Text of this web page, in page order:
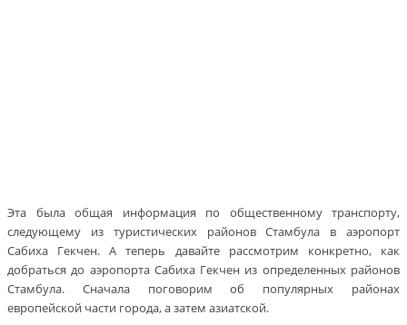
Эта была общая информация по общественному транспорту,
следующему из туристических районов Стамбула в аэропорт
Сабиха Гекчен. А теперь давайте рассмотрим конкретно, как
добраться до аэропорта Сабиха Гекчен из определенных районов
Стамбула. Сначала поговорим об популярных районах
европейской части города, а затем азиатской.